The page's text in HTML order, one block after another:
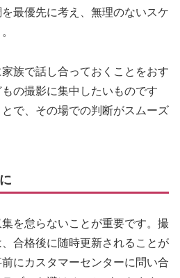
最優先に考え、無理のないスケ
族で話し合っておくことをおす
の撮影に集中したいものです
で、その場での判断がスムーズ
を怠らないことが重要です。撮
合格後に随時更新されることが
にカスタマーセンターに問い合